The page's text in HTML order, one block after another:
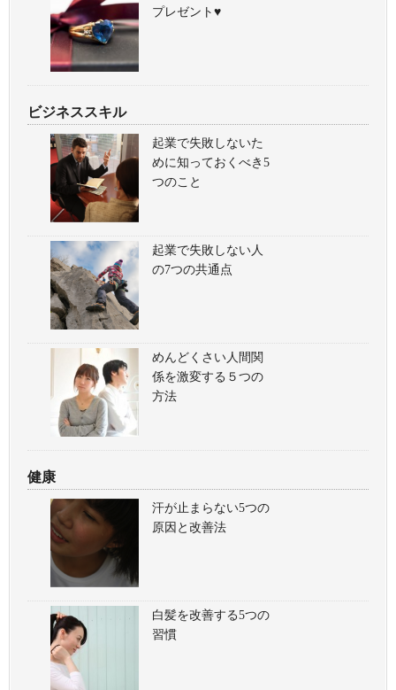
プレゼント♥
ビジネススキル
起業で失敗しないた
めに知っておくべき5
つのこと
起業で失敗しない人
の7つの共通点
めんどくさい人間関
係を激変する５つの
方法
健康
汗が止まらない5つの
原因と改善法
白髪を改善する5つの
習慣